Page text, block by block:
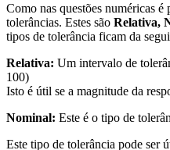
Como nas questões numéricas
tolerâncias. Estes são Relativa,
tipos de tolerância ficam da
Relativa: Um intervalo de
100)
Isto é útil se a magnitude da
Nominal: Este é o tipo de
Este tipo de tolerância pode ser